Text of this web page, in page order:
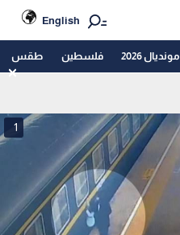
English
مونديال 2026 فلسطين طقس
1